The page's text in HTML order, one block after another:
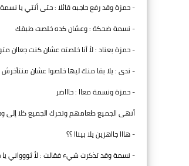
- حمزة وقد رفع حاجبه قائلا : حتى أنتي يا
- نسمة ضحكة : وعشان كده خلصت طبقك
- حمزة بعناد : لأ أنا خلصته عشان كنت جعاان
- ندى : يلا بقا منك ليها خلصوا عشان منتأخرش
- حمزة ونسمة معاا : حاااضر
أنهى الجميع طعامهم وتحرك الجميع كلا إلى
- هااا جااهزين يلا بيناا ؟؟
- نسمة وقد تذكرت شيء فقالت : لأ ثووواني